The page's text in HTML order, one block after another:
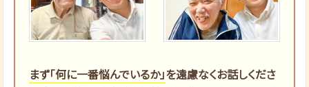
まず「何に一番悩んでいるか」を遠慮なくお話しくださ